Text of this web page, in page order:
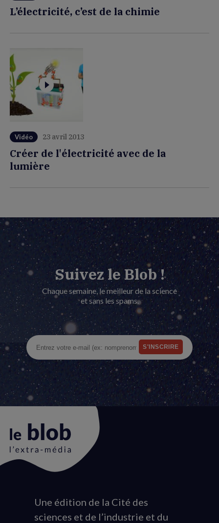
L’électricité, c’est de la chimie
Vidéo 23 avril 2013
Créer de l'électricité avec de la
lumière
Suivez le Blob !
Chaque semaine, le meilleur de la science
et sans les spams.
Animation
du
Une édition de la Cité des
sciences et de l’industrie et du